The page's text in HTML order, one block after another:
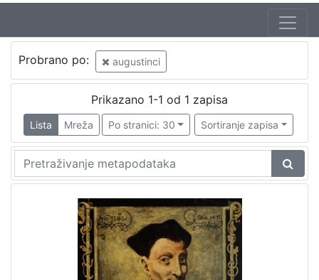
Probrano po: augustinci
Prikazano 1-1 od 1 zapisa
Lista Mreža Po stranici: 30 Sortiranje zapisa